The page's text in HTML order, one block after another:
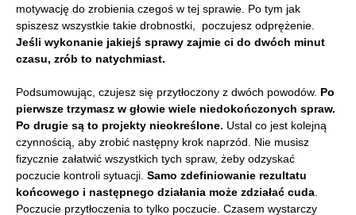
motywację do zrobienia czegoś w tej sprawie. Po tym jak
spiszesz wszystkie takie drobnostki, poczujesz odprężenie.
Jeśli wykonanie jakiejś sprawy zajmie ci do dwóch minut
czasu, zrób to natychmiast.
Podsumowując, czujesz się przytłoczony z dwóch powodów. Po
pierwsze trzymasz w głowie wiele niedokończonych spraw.
Po drugie są to projekty nieokreślone. Ustal co jest kolejną
czynnością, aby zrobić następny krok naprzód. Nie musisz
fizycznie załatwić wszystkich tych spraw, żeby odzyskać
poczucie kontroli sytuacji. Samo zdefiniowanie rezultatu
końcowego i następnego działania może zdziałać cuda.
Poczucie przytłoczenia to tylko poczucie. Czasem wystarczy